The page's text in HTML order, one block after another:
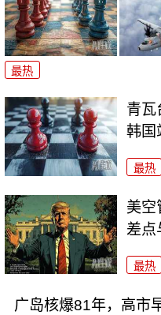
最热
青瓦
韩国
最热
美空
差点
最热
广岛核爆81年，高市